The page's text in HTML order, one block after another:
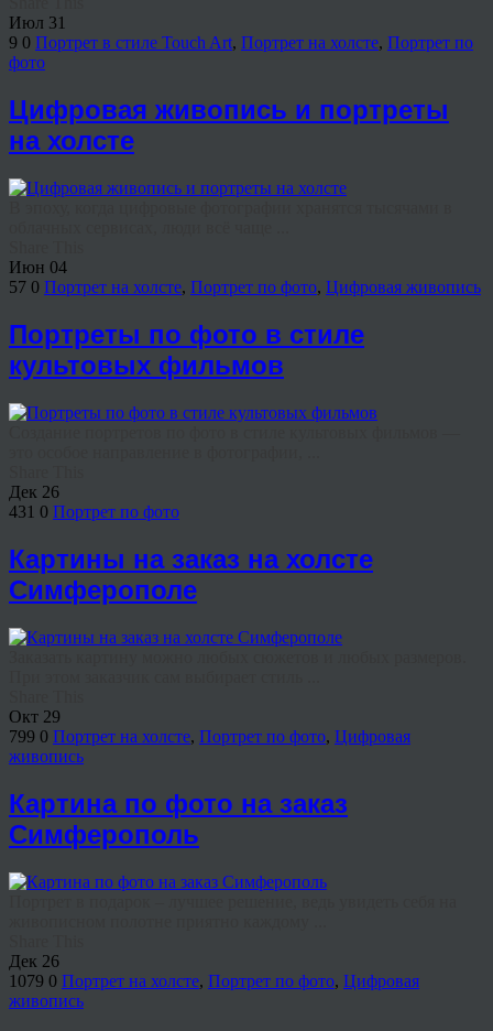
Июл 31
9 0 Портрет в стиле Touch Art, Портрет на холсте, Портрет по
фото
Цифровая живопись и портреты
на холсте
Июн 04
57 0 Портрет на холсте, Портрет по фото, Цифровая живопись
Портреты по фото в стиле
культовых фильмов
Дек 26
431 0 Портрет по фото
Картины на заказ на холсте
Симферополе
Окт 29
799 0 Портрет на холсте, Портрет по фото, Цифровая
живопись
Картина по фото на заказ
Симферополь
Дек 26
1079 0 Портрет на холсте, Портрет по фото, Цифровая
живопись